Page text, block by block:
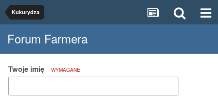
Kukurydza
Forum Farmera
Twoje imię WYMAGANE